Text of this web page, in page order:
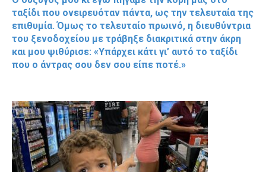
ταξίδι που ονειρευόταν πάντα, ως την τελευταία της
επιθυμία. Όμως το τελευταίο πρωινό, η διευθύντρια
του ξενοδοχείου με τράβηξε διακριτικά στην άκρη
και μου ψιθύρισε: «Υπάρχει κάτι γι’ αυτό το ταξίδι
που ο άντρας σου δεν σου είπε ποτέ.»